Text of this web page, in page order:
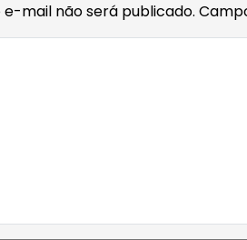
e-mail não será publicado.